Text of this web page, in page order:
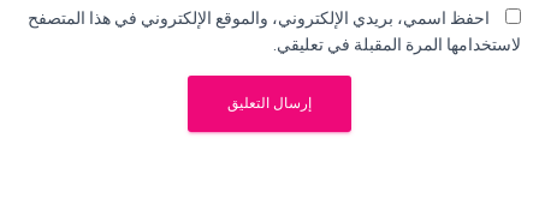
احفظ اسمي، بريدي الإلكتروني، والموقع الإلكتروني في هذا المتصفح
لاستخدامها المرة المقبلة في تعليقي.